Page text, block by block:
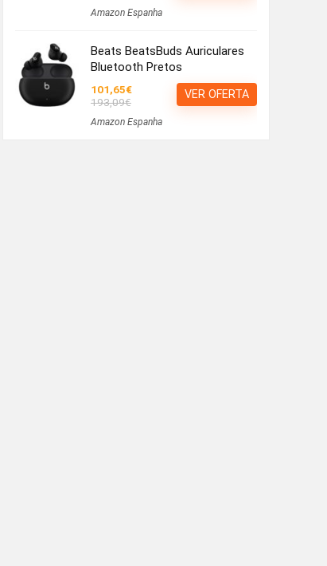
Amazon Espanha
Beats BeatsBuds Auriculares
Bluetooth Pretos
101,65€
193,09€
Amazon Espanha
VER OFERTA